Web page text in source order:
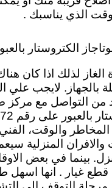
الذي يناسبك .
الكتروستار
الغاز لذلك اذا كان
بالجهاز. لايجب علي
من التواصل مع مركز
والوقت،
والافران المنزلية
بينما في بعض
قطع غيار . انها اسهل